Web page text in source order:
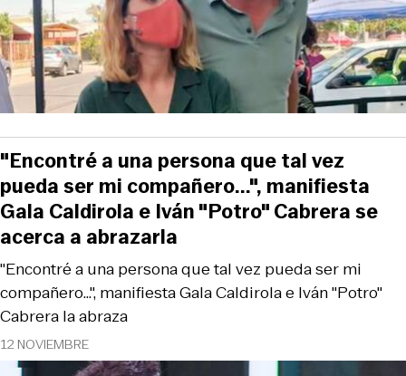
12 NOVIEMBRE
"Encontré a una persona que tal vez pueda ser mi
compañero...", manifiesta Gala Caldirola e Iván "Potro"
Cabrera la abraza
"Encontré a una persona que tal vez
pueda ser mi compañero...", manifiesta
Gala Caldirola e Iván "Potro" Cabrera se
acerca a abrazarla